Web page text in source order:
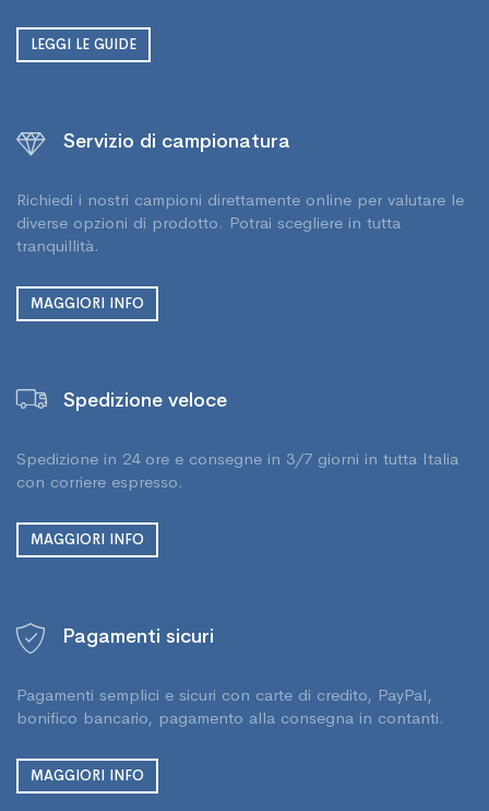
LEGGI LE GUIDE
Servizio di campionatura
Richiedi i nostri campioni direttamente online per valutare le
diverse opzioni di prodotto. Potrai scegliere in tutta
tranquillità.
MAGGIORI INFO
Spedizione veloce
Spedizione in 24 ore e consegne in 3/7 giorni in tutta Italia
con corriere espresso.
MAGGIORI INFO
Pagamenti sicuri
Pagamenti semplici e sicuri con carte di credito, PayPal,
bonifico bancario, pagamento alla consegna in contanti.
MAGGIORI INFO